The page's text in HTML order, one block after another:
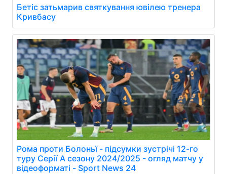
Бетіс затьмарив святкування ювілею тренера
Кривбасу
Рома проти Болоньї - підсумки зустрічі 12-го
туру Серії А сезону 2024/2025 - огляд матчу у
відеоформаті - Sport News 24